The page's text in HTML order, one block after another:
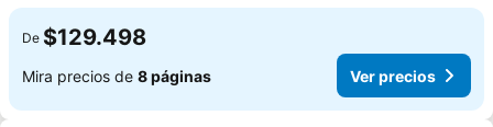
De $129.498
Mira precios de 8 páginas Ver precios